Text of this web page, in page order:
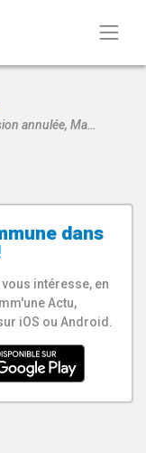
annulée, Ma…
dans
intéresse, en
Actu,
iOS ou Android.